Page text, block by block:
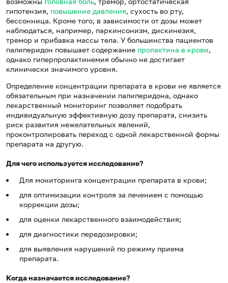
гипотензия, повышение давления, сухость во рту,
бессонница. Кроме того, в зависимости от дозы может
наблюдаться, например, паркинсонизм, дискинезия,
тремор и прибавка массы тела. У большинства пациентов
палиперидон повышает содержание пролактина в крови,
однако гиперпролактинемия обычно не достигает
клинически значимого уровня.
Определение концентрации препарата в крови не является
обязательным при назначении палиперидона, однако
лекарственный мониторинг позволяет подобрать
индивидуальную эффективную дозу препарата, снизить
риск развития нежелательных явлений,
проконтролировать переход с одной лекарственной формы
препарата на другую.
Для чего используется исследование?
Для мониторинга концентрации препарата в крови;
для оптимизации контроля за лечением с помощью
коррекции дозы;
для оценки лекарственного взаимодействия;
для диагностики передозировки;
для выявления нарушений по режиму приема
препарата.
Когда назначается исследование?